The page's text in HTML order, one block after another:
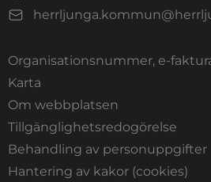
Organisationsnummer, e-
Karta
Om webbplatsen
Tillgänglighetsredogörelse
Behandling av personuppgifter
Hantering av kakor (cookies)